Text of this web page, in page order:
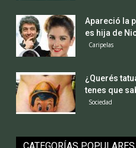
Apareció la
es hija de
Caripelas
¿Querés
tenes que
Sociedad
CATEGORÍAS POPULARES